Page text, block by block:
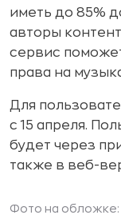
иметь до 85%
авторы
сервис
права на
Для
с 15 апреля.
будет через
также в веб-
Фото на обложке: